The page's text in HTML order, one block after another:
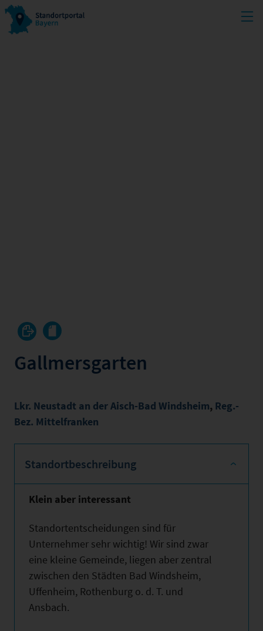
Gallmersgarten
Lkr. Neustadt an der Aisch-Bad Windsheim, Reg.-
Bez. Mittelfranken
Standortbeschreibung
Klein aber interessant
Standortentscheidungen sind für
Unternehmer sehr wichtig! Wir sind zwar
eine kleine Gemeinde, liegen aber zentral
zwischen den Städten Bad Windsheim,
Uffenheim, Rothenburg o. d. T. und
Ansbach.